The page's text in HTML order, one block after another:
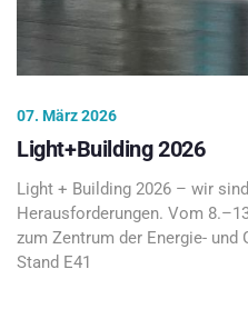
07. März 2026
Light+Building 2026
Light + Building 2026 – wir
Herausforderungen. Vom
zum Zentrum der Energie- und
Stand E41